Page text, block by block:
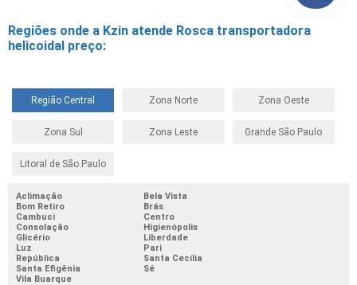
Regiões onde a Kzin atende Rosca transportadora
helicoidal preço:
Região Central Zona Norte Zona Oeste
Zona Sul Zona Leste Grande São Paulo
Litoral de São Paulo
Aclimação
Bela Vista
Bom Retiro
Brás
Cambuci
Centro
Consolação
Higienópolis
Glicério
Liberdade
Luz
Pari
República
Santa Cecília
Santa Efigênia
Sé
Vila Buarque